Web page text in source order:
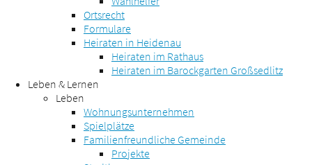
Ortsrecht
Formulare
Heiraten in Heidenau
Heiraten im Rathaus
Heiraten im Barockgarten Großsedlitz
Leben & Lernen
Leben
Wohnungsunternehmen
Spielplätze
Familienfreundliche Gemeinde
Projekte